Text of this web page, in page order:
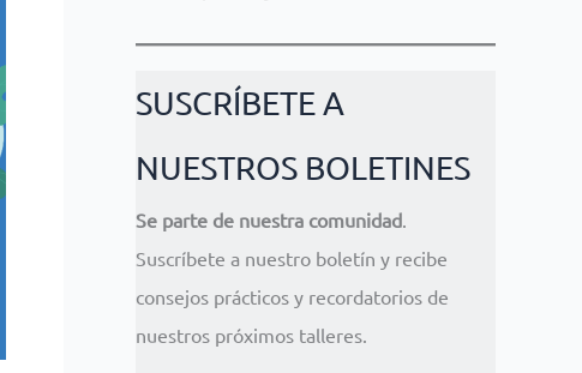
SUSCRÍBETE A
NUESTROS BOLETINES
Se parte de nuestra comunidad.
Suscríbete a nuestro boletín y recibe
consejos prácticos y recordatorios de
nuestros próximos talleres.